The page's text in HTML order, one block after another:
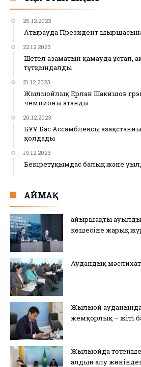
25.12.2023
Атырауда Президент
22.12.2023
Шетел азаматын қамауда ұстап,
тұтқындалды
21.12.2023
Жылыойлық Ерлан Шакишов
чемпионы атанды
20.12.2023
БҰҰ Бас Ассамблеясы
қолдады
19.12.2023
Бекіретұқымдас балық және
АЙМАҚ
Қайыршақты
көшесіне жарық
Аудандық
Жылыой
жемқорлық – жіті
Жылыойда
алдын алу